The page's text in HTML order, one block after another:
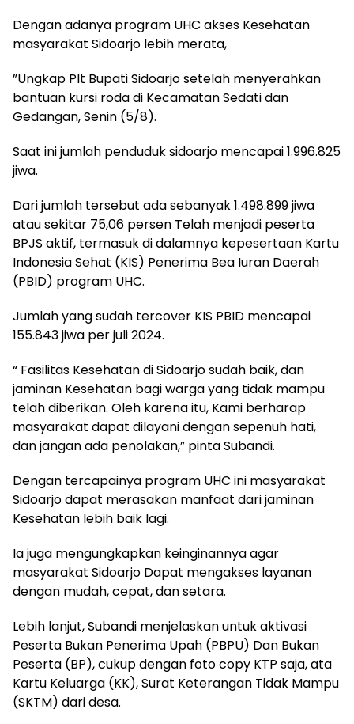
Dengan adanya program UHC akses Kesehatan
masyarakat Sidoarjo lebih merata,
”Ungkap Plt Bupati Sidoarjo setelah menyerahkan
bantuan kursi roda di Kecamatan Sedati dan
Gedangan, Senin (5/8).
Saat ini jumlah penduduk sidoarjo mencapai 1.996.825
jiwa.
Dari jumlah tersebut ada sebanyak 1.498.899 jiwa
atau sekitar 75,06 persen Telah menjadi peserta
BPJS aktif, termasuk di dalamnya kepesertaan Kartu
Indonesia Sehat (KIS) Penerima Bea Iuran Daerah
(PBID) program UHC.
Jumlah yang sudah tercover KIS PBID mencapai
155.843 jiwa per juli 2024.
“ Fasilitas Kesehatan di Sidoarjo sudah baik, dan
jaminan Kesehatan bagi warga yang tidak mampu
telah diberikan. Oleh karena itu, Kami berharap
masyarakat dapat dilayani dengan sepenuh hati,
dan jangan ada penolakan,” pinta Subandi.
Dengan tercapainya program UHC ini masyarakat
Sidoarjo dapat merasakan manfaat dari jaminan
Kesehatan lebih baik lagi.
Ia juga mengungkapkan keinginannya agar
masyarakat Sidoarjo Dapat mengakses layanan
dengan mudah, cepat, dan setara.
Lebih lanjut, Subandi menjelaskan untuk aktivasi
Peserta Bukan Penerima Upah (PBPU) Dan Bukan
Peserta (BP), cukup dengan foto copy KTP saja, ata
Kartu Keluarga (KK), Surat Keterangan Tidak Mampu
(SKTM) dari desa.